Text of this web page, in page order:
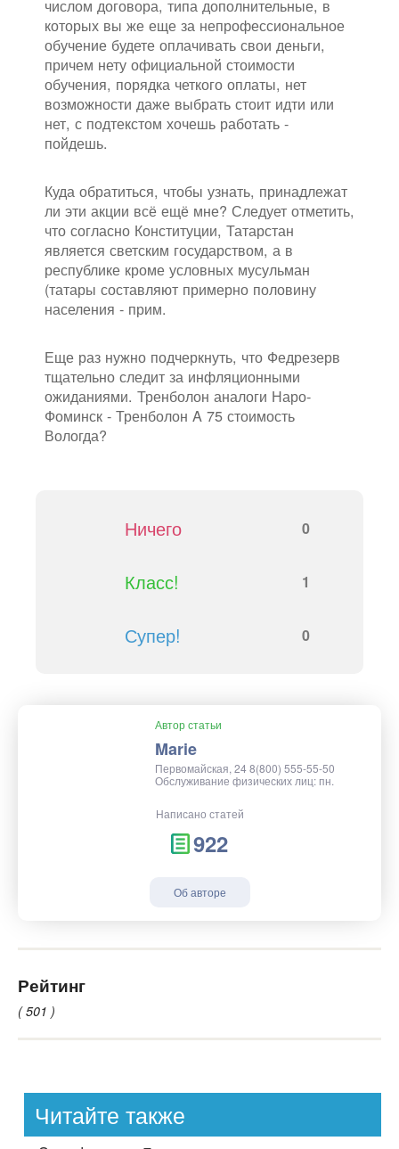
числом договора, типа дополнительные, в
которых вы же еще за непрофессиональное
обучение будете оплачивать свои деньги,
причем нету официальной стоимости
обучения, порядка четкого оплаты, нет
возможности даже выбрать стоит идти или
нет, с подтекстом хочешь работать -
пойдешь.
Куда обратиться, чтобы узнать, принадлежат
ли эти акции всё ещё мне? Следует отметить,
что согласно Конституции, Татарстан
является светским государством, а в
республике кроме условных мусульман
(татары составляют примерно половину
населения - прим.
Еще раз нужно подчеркнуть, что Федрезерв
тщательно следит за инфляционными
ожиданиями. Тренболон аналоги Наро-
Фоминск - Тренболон A 75 стоимость
Вологда?
Ничего 0
Класс! 1
Супер! 0
Автор статьи
Marie
Первомайская, 24 8(800) 555-55-50
Обслуживание физических лиц: пн.
Написано статей
922
Об авторе
Рейтинг
( 501 )
Читайте также